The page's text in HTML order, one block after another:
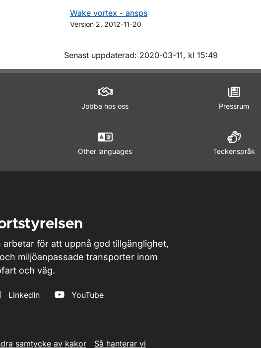
Wake vortex - ansps
Version 2. 2012-11-20
Om sidan
Senast uppdaterad: 2020-03-11, kl 15:49
Jobba hos oss Pressrum
Other languages Teckenspråk
för att uppnå god tillgänglighet,
miljöanpassade transporter inom
och väg.
LinkedIn YouTube
samtycke av kakor Så hanterar vi